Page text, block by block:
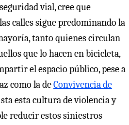
vial, cree que
calles sigue predominando la
tanto quienes circulan
que lo hacen en bicicleta,
el espacio público, pese a
como la deConvivencia de
esta cultura de violencia y
reducir estos siniestros